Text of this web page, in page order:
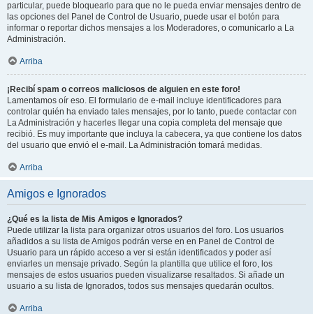
particular, puede bloquearlo para que no le pueda enviar mensajes dentro de
las opciones del Panel de Control de Usuario, puede usar el botón para
informar o reportar dichos mensajes a los Moderadores, o comunicarlo a La
Administración.
Arriba
¡Recibí spam o correos maliciosos de alguien en este foro!
Lamentamos oír eso. El formulario de e-mail incluye identificadores para
controlar quién ha enviado tales mensajes, por lo tanto, puede contactar con
La Administración y hacerles llegar una copia completa del mensaje que
recibió. Es muy importante que incluya la cabecera, ya que contiene los datos
del usuario que envió el e-mail. La Administración tomará medidas.
Arriba
Amigos e Ignorados
¿Qué es la lista de Mis Amigos e Ignorados?
Puede utilizar la lista para organizar otros usuarios del foro. Los usuarios
añadidos a su lista de Amigos podrán verse en en Panel de Control de
Usuario para un rápido acceso a ver si están identificados y poder así
enviarles un mensaje privado. Según la plantilla que utilice el foro, los
mensajes de estos usuarios pueden visualizarse resaltados. Si añade un
usuario a su lista de Ignorados, todos sus mensajes quedarán ocultos.
Arriba